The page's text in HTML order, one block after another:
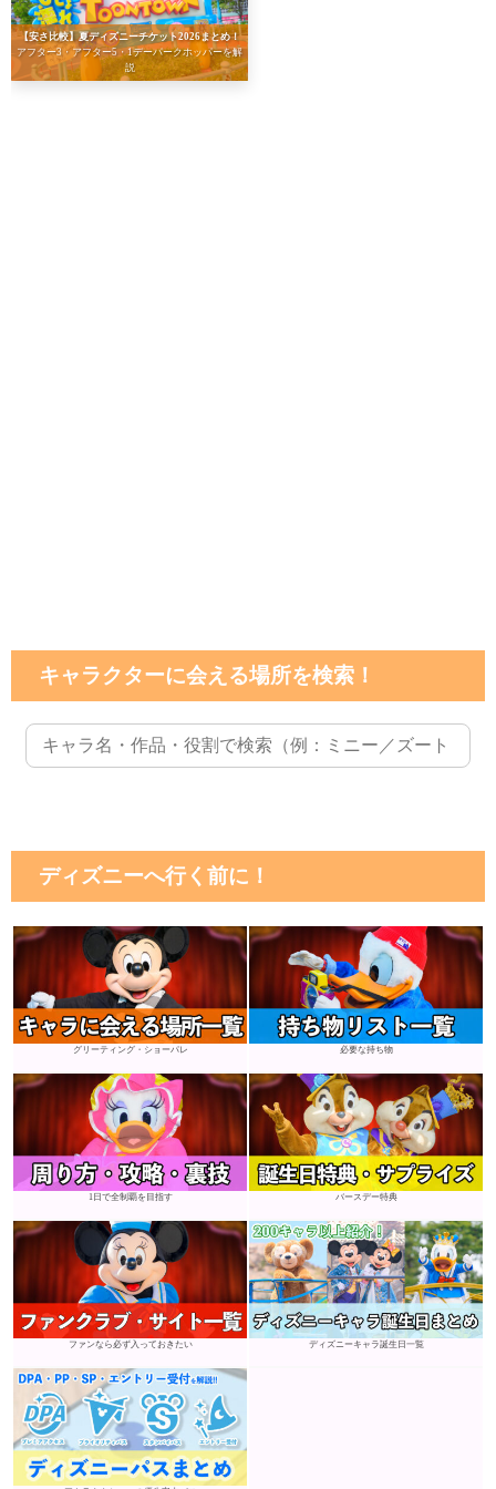
【安さ比較】夏ディズニーチケット2026まとめ！
アフター3・アフター5・1デーパークホッパーを解
説
キャラクターに会える場所を検索！
ディズニーへ行く前に！
グリーティング・ショーパレ 必要な持ち物
1日で全制覇を目指す バースデー特典
ファンなら必ず入っておきたい ディズニーキャラ誕生日一覧